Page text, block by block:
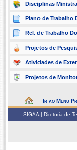
Disciplinas
Plano de Trabalho
Rel. de Trabalho
Projetos de
Atividades de
Projetos de
Ir ao Menu
SIGAA | Diretoria de